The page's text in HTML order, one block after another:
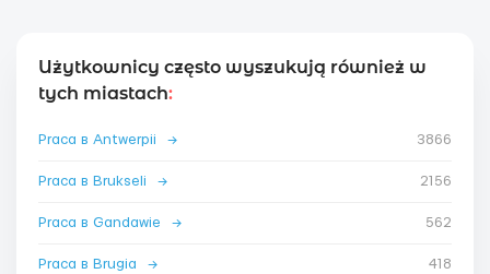
Użytkownicy często wyszukują również w
tych miastach:
Praca в Antwerpii → 3866
Praca в Brukseli → 2156
Praca в Gandawie → 562
Praca в Brugia → 418